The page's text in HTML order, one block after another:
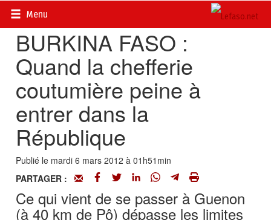
Menu
Accueil>
BURKINA FASO :
Quand la chefferie
coutumière peine à
entrer dans la
République
Publié le mardi 6 mars 2012 à 01h51min
PARTAGER :
Ce qui vient de se passer à Guenon
(à 40 km de Pô) dépasse les limites